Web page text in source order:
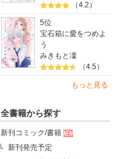
（4.2）
5位
宝石箱に愛をつめよ
う
みきもと凜
（4.5）
もっと見る
全書籍から探す
新刊コミック/書籍
新刊発売予定